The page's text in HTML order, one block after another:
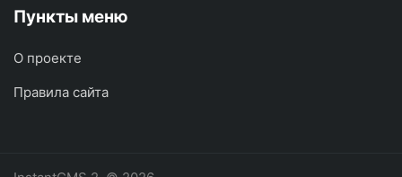
Пункты меню
О проекте
Правила сайта